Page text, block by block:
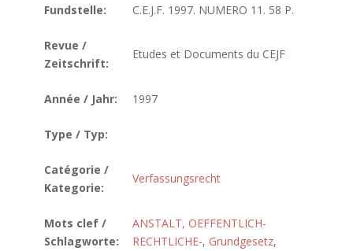
Fundstelle:
C.E.J.F. 1997. NUMERO 11. 58 P.
Revue /
Zeitschrift:
Etudes et Documents du CEJF
Année / Jahr: 1997
Type / Typ:
Catégorie /
Kategorie:
Verfassungsrecht
Mots clef /
Schlagworte:
ANSTALT, OEFFENTLICH-
RECHTLICHE-, Grundgesetz,